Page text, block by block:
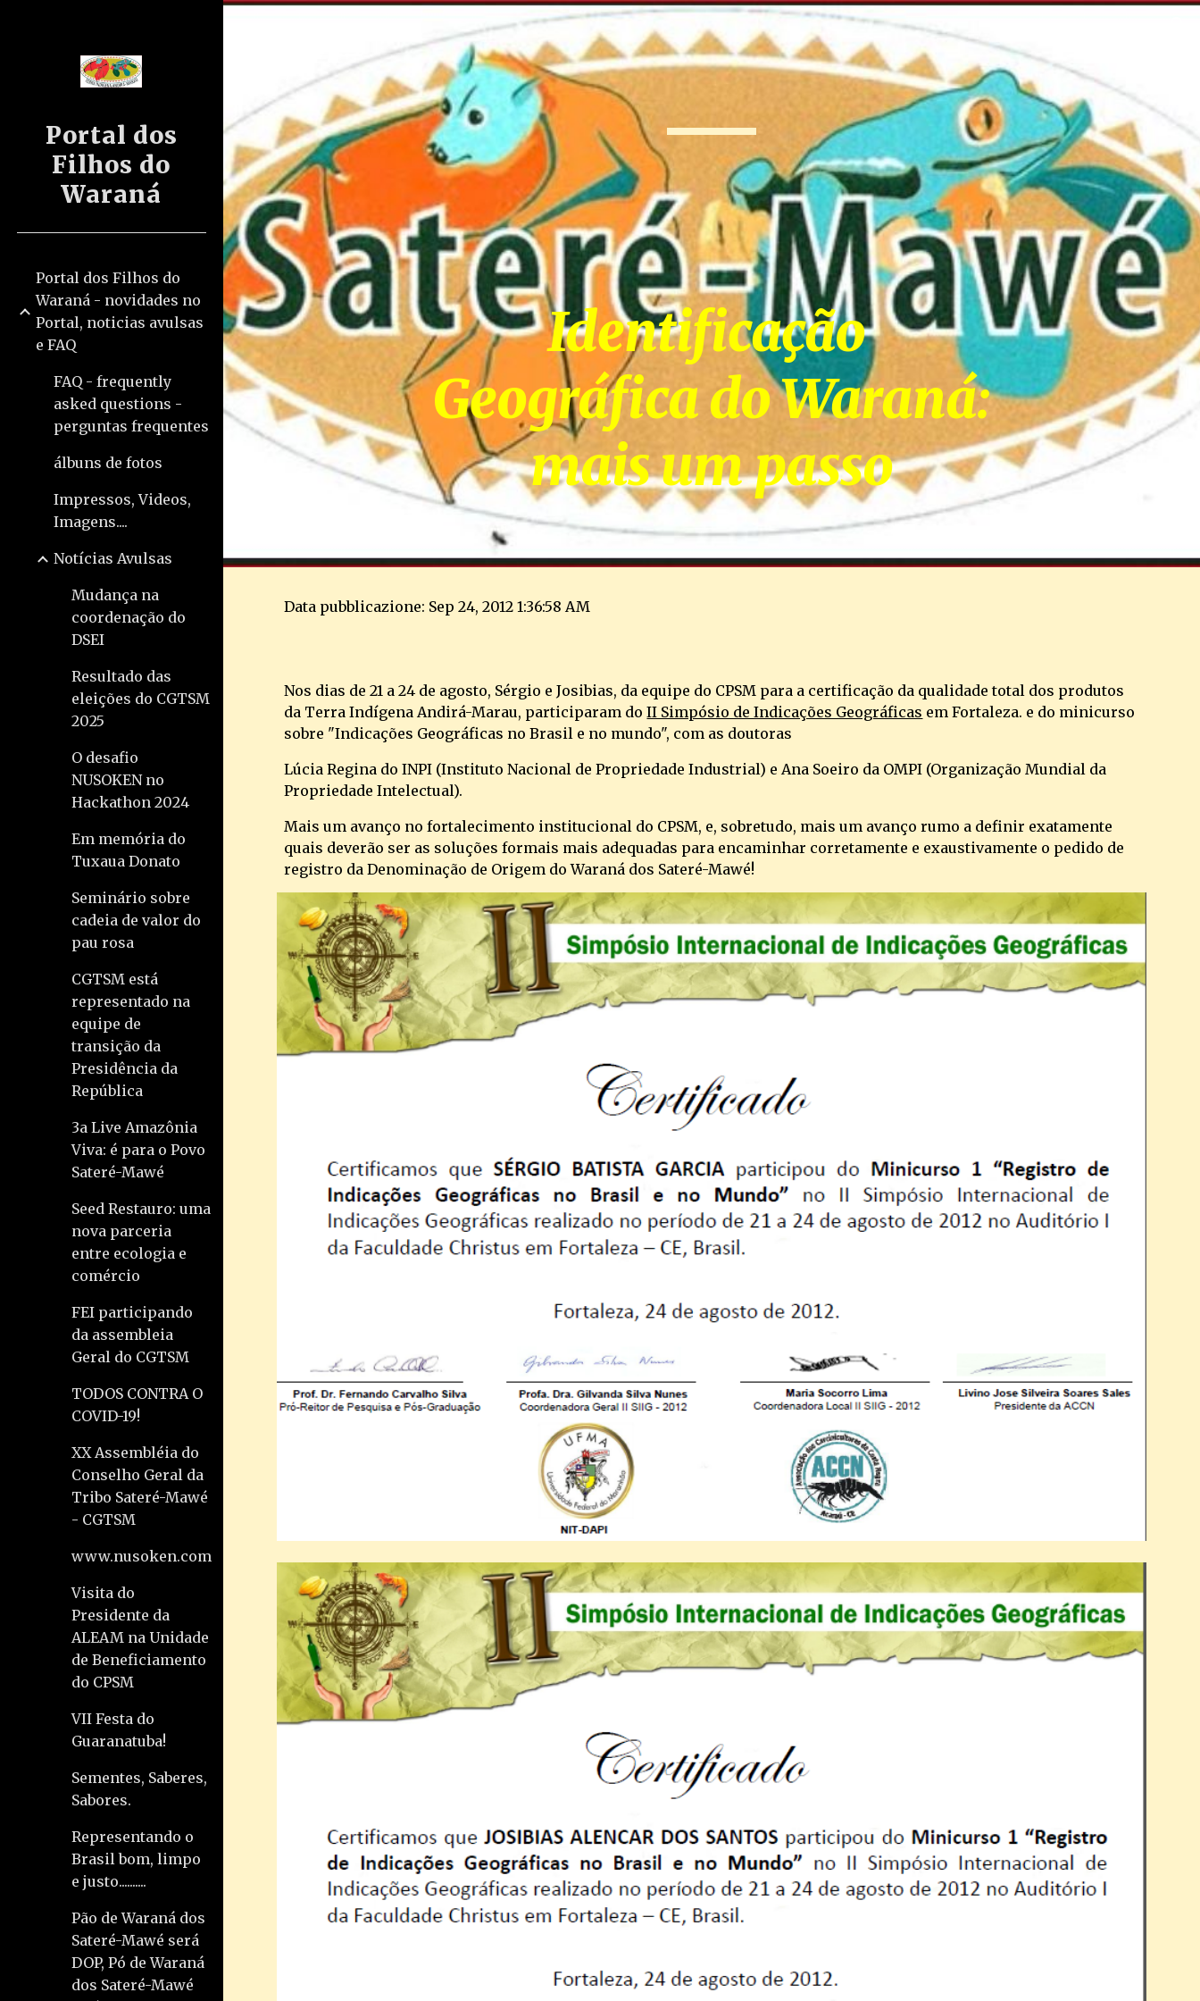
Skip to main content Skip to navigation
Portal dos
Filhos do
Waraná
Portal dos Filhos do
Waraná - novidades no
Portal, noticias avulsas
e FAQ
FAQ - frequently
asked questions -
perguntas frequentes
álbuns de fotos
Impressos, Videos,
Imagens....
Notícias Avulsas
Mudança na
coordenação do
DSEI
Resultado das
eleições do CGTSM
2025
O desafio
NUSOKEN no
Hackathon 2024
Em memória do
Tuxaua Donato
Seminário sobre
cadeia de valor do
pau rosa
CGTSM está
representado na
equipe de
transição da
Presidência da
República
3a Live Amazônia
Viva: é para o Povo
Sateré-Mawé
Seed Restauro: uma
nova parceria
entre ecologia e
comércio
FEI participando
da assembleia
Geral do CGTSM
TODOS CONTRA O
COVID-19!
XX Assembléia do
Conselho Geral da
Tribo Sateré-Mawé
- CGTSM
www.nusoken.com
Visita do
Presidente da
ALEAM na Unidade
de Beneficiamento
do CPSM
VII Festa do
Guaranatuba!
Sementes, Saberes,
Sabores.
Representando o
Brasil bom, limpo
e justo..........
Pão de Waraná dos
Sateré-Mawé será
DOP, Pó de Waraná
dos Sateré-Mawé
Identificação
Geográfica do Waraná:
mais um passo
Data pubblicazione: Sep 24, 2012 1:36:58 AM
Nos dias de 21 a 24 de agosto, Sérgio e Josibias, da equipe do CPSM para a certificação da qualidade total dos produtos
da Terra Indígena Andirá-Marau, participaram do II Simpósio de Indicações Geográficas em Fortaleza. e do minicurso
sobre "Indicações Geográficas no Brasil e no mundo", com as doutoras
Lúcia Regina do INPI (Instituto Nacional de Propriedade Industrial) e Ana Soeiro da OMPI (Organização Mundial da
Propriedade Intelectual).
Mais um avanço no fortalecimento institucional do CPSM, e, sobretudo, mais um avanço rumo a definir exatamente
quais deverão ser as soluções formais mais adequadas para encaminhar corretamente e exaustivamente o pedido de
registro da Denominação de Origem do Waraná dos Sateré-Mawé!